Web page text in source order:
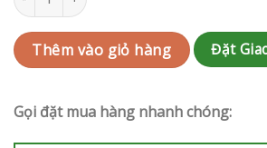
Thêm vào giỏ hàng Đặt
Gọi đặt mua hàng nhanh chóng: